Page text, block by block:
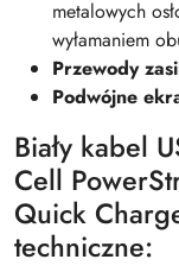
metalowych
wyłamaniem
Przewody
Podwójne
Biały kabel
Cell
Quick
techniczne: